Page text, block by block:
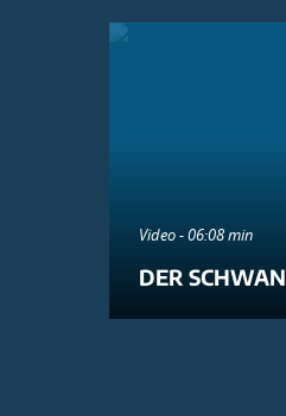
Video - 06:08 min
DER SCHWAN